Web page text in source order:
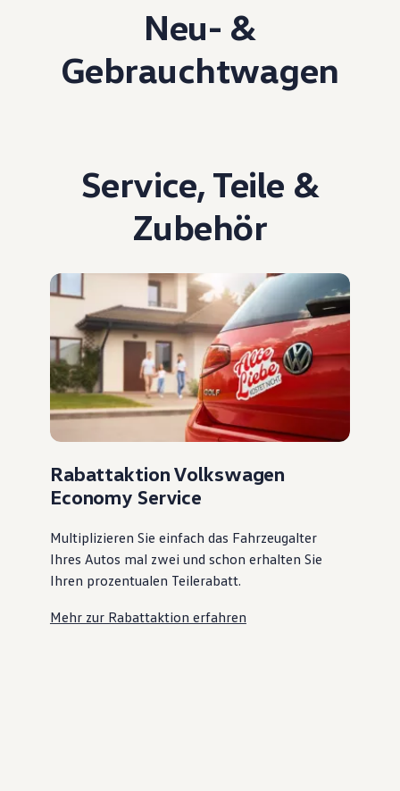
Neu- &
Gebrauchtwagen
Service, Teile &
Zubehör
Rabattaktion Volkswagen
Economy Service
Multiplizieren Sie einfach das Fahrzeugalter
Ihres Autos mal zwei und schon erhalten Sie
Ihren prozentualen Teilerabatt.
Mehr zur Rabattaktion erfahren